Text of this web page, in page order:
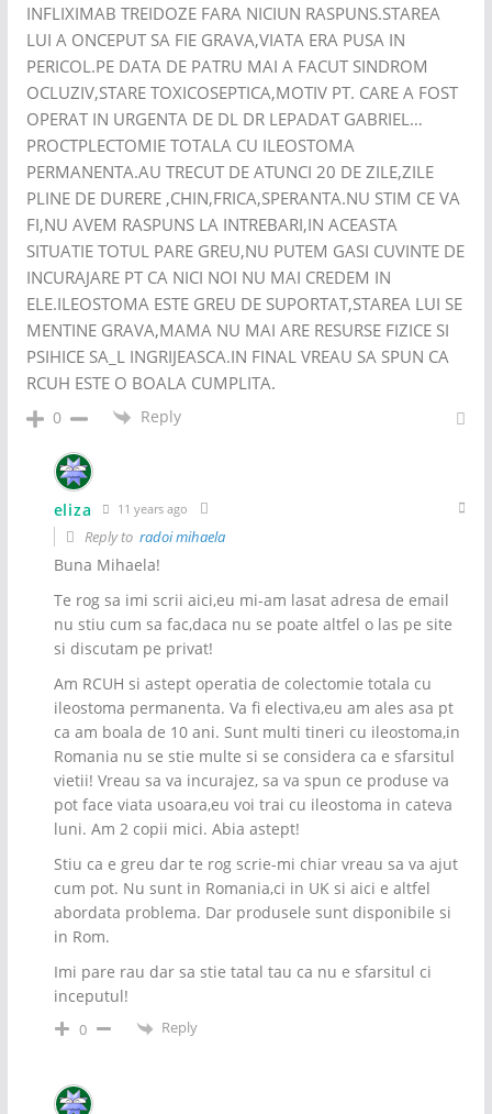
INFLIXIMAB TREIDOZE FARA NICIUN RASPUNS.STAREA
LUI A ONCEPUT SA FIE GRAVA,VIATA ERA PUSA IN
PERICOL.PE DATA DE PATRU MAI A FACUT SINDROM
OCLUZIV,STARE TOXICOSEPTICA,MOTIV PT. CARE A FOST
OPERAT IN URGENTA DE DL DR LEPADAT GABRIEL…
PROCTPLECTOMIE TOTALA CU ILEOSTOMA
PERMANENTA.AU TRECUT DE ATUNCI 20 DE ZILE,ZILE
PLINE DE DURERE ,CHIN,FRICA,SPERANTA.NU STIM CE VA
FI,NU AVEM RASPUNS LA INTREBARI,IN ACEASTA
SITUATIE TOTUL PARE GREU,NU PUTEM GASI CUVINTE DE
INCURAJARE PT CA NICI NOI NU MAI CREDEM IN
ELE.ILEOSTOMA ESTE GREU DE SUPORTAT,STAREA LUI SE
MENTINE GRAVA,MAMA NU MAI ARE RESURSE FIZICE SI
PSIHICE SA_L INGRIJEASCA.IN FINAL VREAU SA SPUN CA
RCUH ESTE O BOALA CUMPLITA.
0 Reply
eliza 11 years ago
Reply to radoi mihaela
Buna Mihaela!
Te rog sa imi scrii aici,eu mi-am lasat adresa de email
nu stiu cum sa fac,daca nu se poate altfel o las pe site
si discutam pe privat!
Am RCUH si astept operatia de colectomie totala cu
ileostoma permanenta. Va fi electiva,eu am ales asa pt
ca am boala de 10 ani. Sunt multi tineri cu ileostoma,in
Romania nu se stie multe si se considera ca e sfarsitul
vietii! Vreau sa va incurajez, sa va spun ce produse va
pot face viata usoara,eu voi trai cu ileostoma in cateva
luni. Am 2 copii mici. Abia astept!
Stiu ca e greu dar te rog scrie-mi chiar vreau sa va ajut
cum pot. Nu sunt in Romania,ci in UK si aici e altfel
abordata problema. Dar produsele sunt disponibile si
in Rom.
Imi pare rau dar sa stie tatal tau ca nu e sfarsitul ci
inceputul!
0 Reply